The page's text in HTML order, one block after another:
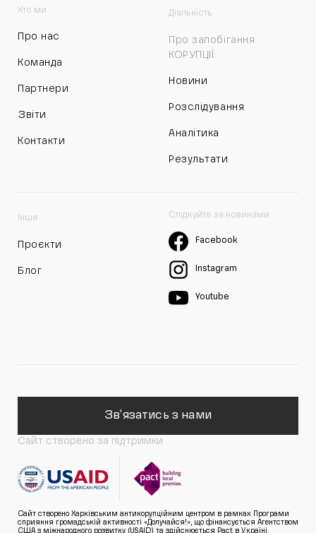
Хто ми
Про нас
Команда
Партнери
Звіти
Контакти
Діяльність
Про запобігання
КОРУПЦІЇ:
Новини
Розслідування
Аналітика
Результати
Інше
Проєкти
Блог
Слідкуйте за новинами
Facebook
Instagram
Youtube
Зв'язатись з нами
Сайт створено за підтримки
Сайт створено Харківським антикорупційним центром в рамках Програми
сприяння громадській активності «Долучайся!», що фінансується Агентством
США з міжнародного розвитку (USAID) та здійснюється Pact в Україні.